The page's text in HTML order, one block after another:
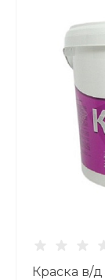
Краска в/